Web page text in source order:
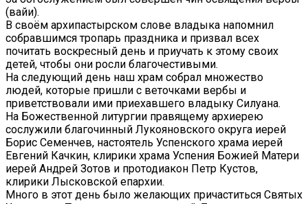
(вайи).
В своём архипастырском слове владыка напомнил
собравшимся тропарь праздника и призвал всех
почитать воскресный день и приучать к этому своих
детей, чтобы они росли благочестивыми.
На следующий день наш храм собрал множество
людей, которые пришли с веточками вербы и
приветствовали ими приехавшего владыку Силуана.
На Божественной литургии правящему архиерею
сослужили благочинный Лукояновского округа иерей
Борис Семенчев, настоятель Успенского храма иерей
Евгений Качкин, клирики храма Успения Божией Матери
иерей Андрей Зотов и протодиакон Петр Кустов,
клирики Лысковской епархии.
Много в этот день было желающих причаститься Святых